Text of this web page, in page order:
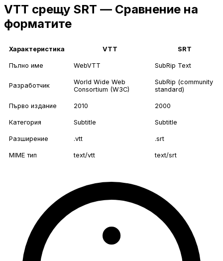
VTT срещу SRT — Сравнение на
форматите
Характеристика VTT SRT
Пълно име WebVTT SubRip Text
Разработчик
World Wide Web
Consortium (W3C)
SubRip (community
standard)
Първо издание 2010 2000
Категория Subtitle Subtitle
Разширение .vtt .srt
MIME тип text/vtt text/srt